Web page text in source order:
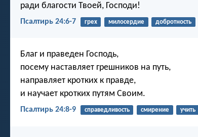
ради благости Твоей, Господи!
Псалтирь 24:6-7 грех милосердие добротность
Благ и праведен Господь,
посему наставляет грешников на путь,
направляет кротких к правде,
и научает кротких путям Своим.
Псалтирь 24:8-9 справедливость смирение учить